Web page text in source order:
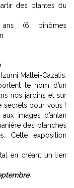
des plantes du
(6 binômes
Mattei-Cazalis.
le nom d’un
nos jardins et sur
secrets pour vous !
images d’antan
des planches
Cette exposition
en créant un lien